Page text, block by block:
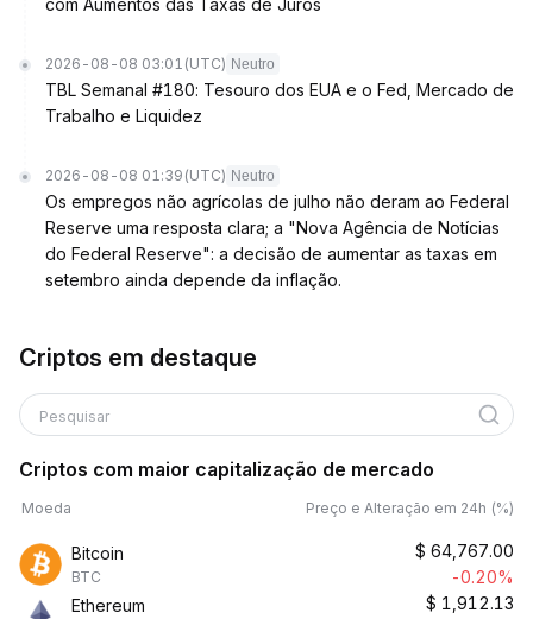
com Aumentos das Taxas de Juros
2026-08-08 03:01 (UTC) Neutro
TBL Semanal #180: Tesouro dos EUA e o Fed, Mercado de
Trabalho e Liquidez
2026-08-08 01:39 (UTC) Neutro
Os empregos não agrícolas de julho não deram ao Federal
Reserve uma resposta clara; a "Nova Agência de Notícias
do Federal Reserve": a decisão de aumentar as taxas em
setembro ainda depende da inflação.
Criptos em destaque
Pesquisar
Criptos com maior capitalização de mercado
Moeda Preço e Alteração em 24h (%)
Bitcoin
BTC
$ 64,767.00
-0.20%
Ethereum
$ 1,912.13